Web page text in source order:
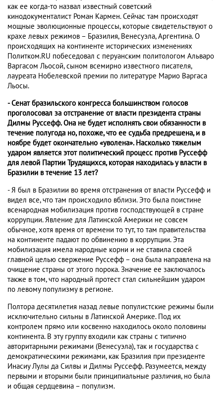
как ее когда-то назвал известный советский
кинодокументалист Роман Кармен. Сейчас там происходят
мощные эволюционные процессы, которые свидетельствуют о
крахе левых режимов – Бразилия, Венесуэла, Аргентина. О
происходящих на континенте исторических изменениях
Политком.RU побеседовал с перуанским политологом Альваро
Варгасом Льосой, сыном всемирно известного писателя,
лауреата Нобелевской премии по литературе Марио Варгаса
Льосы.
- Сенат бразильского конгресса большинством голосов
проголосовал за отстранение от власти президента страны
Дилмы Руссефф. Она не будет исполнять свои обязанности в
течение полугода но, похоже, что ее судьба предрешена, и в
ноябре будет окончательно «уволена». Насколько тяжелым
ударом является этот политический процесс против Руссефф
для левой Партии Трудящихся, которая находилась у власти в
Бразилии в течение 13 лет?
- Я был в Бразилии во время отстранения от власти Руссефф и
видел все, что там происходило вблизи. Это была поистине
всенародная мобилизация против господствующей в стране
коррупции. Явление для Латинской Америки не совсем
обычное, хотя время от времени то тут, то там правительства
на континенте падают по обвинению в коррупции. Эта
мобилизация имела народные корни и не ставила своей
главной целью свержение Руссефф – она была направлена на
очищение страны от этого порока. Значение ее заключалось
также в том, что народный протест стал сильнейшим ударом
по левому популизму в регионе.
Полтора десятилетия назад левые популистские режимы были
исключительно сильны в Латинской Америке. Под их
контролем прямо или косвенно находилось около половины
континента. В эту группу входили как страны с типично
авторитарными режимами (Венесуэла), так и государства с
демократическими режимами, как Бразилия при президенте
Инасиу Лулы да Силвы и Дилмы Руссефф. Разумеется, между
первыми и вторыми были принципиальные различия, но была
и общая сердцевина – популизм.